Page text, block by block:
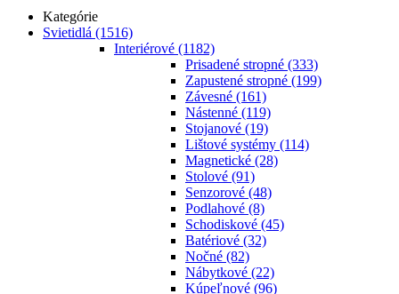
Kategórie
Svietidlá (1516)
Interiérové (1182)
Prisadené stropné (333)
Zapustené stropné (199)
Závesné (161)
Nástenné (119)
Stojanové (19)
Lištové systémy (114)
Magnetické (28)
Stolové (91)
Senzorové (48)
Podlahové (8)
Schodiskové (45)
Batériové (32)
Nočné (82)
Nábytkové (22)
Kúpeľnové (96)